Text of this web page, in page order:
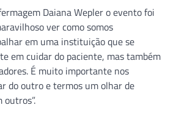
Daiana Wepler o evento foi
ver como somos
em uma instituição que se
em cuidar do paciente, mas também
É muito importante nos
do outro e termos um olhar de